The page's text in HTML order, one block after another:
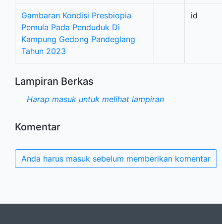
Gambaran Kondisi Presbiopia
Pemula Pada Penduduk Di
Kampung Gedong Pandeglang
Tahun 2023
id
Lampiran Berkas
Harap masuk untuk melihat lampiran
Komentar
Anda harus masuk sebelum memberikan komentar